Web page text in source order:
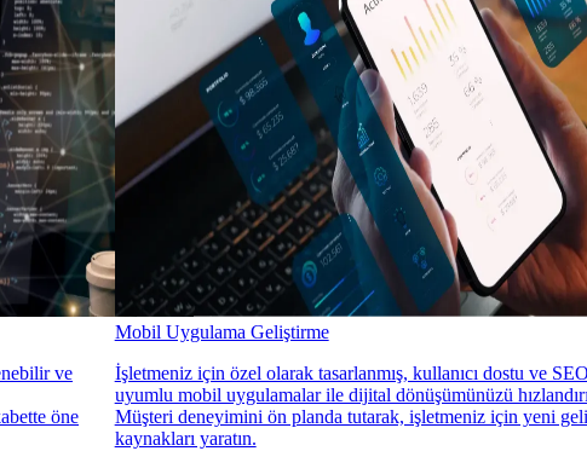
ve
öne
Mobil Uygulama Geliştirme
İşletmeniz için özel olarak tasarlanmış, kullanıcı dostu ve SEO
uyumlu mobil uygulamalar ile dijital dönüşümünüzü
Müşteri deneyimini ön planda tutarak, işletmeniz için yeni
kaynakları yaratın.